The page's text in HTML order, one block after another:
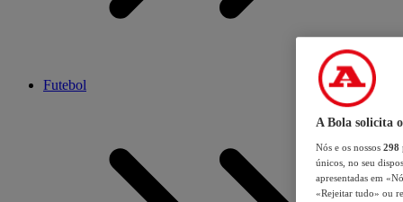
Futebol
A Bola solicita
Nós e os nossos 298
únicos, no seu
apresentadas em
«Rejeitar tudo» ou